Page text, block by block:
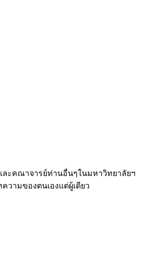
ละคณาจารย์ท่านอื่นๆในมหาวิทยาลัยฯ
วามของตนเองแต่ผู้เดียว